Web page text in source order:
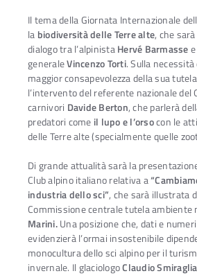
Il tema della Giornata Internazionale
la biodiversità delle Terre alte, che
dialogo tra l’alpinistaHervé Barmasse
generaleVincenzo Torti. Sulla
maggior consapevolezza della sua
l’intervento del referente nazionale del
carnivori Davide Berton, che parlerà
predatori come il lupo e l’orsocon le
delle Terre alte (specialmente quelle
Di grande attualità sarà la
Club alpino italiano relativa a
industria dello sci”, che sarà illustrata
Commissione centrale tutela ambiente
Marini.Una posizione che, dati e
evidenzierà l’ormai insostenibile
monocultura dello sci alpino per il
invernale. Il glaciologoClaudio Smiraglia